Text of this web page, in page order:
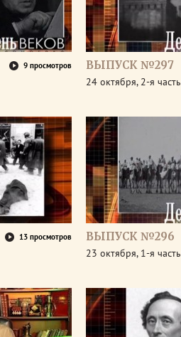
9 просмотров ВЫПУСК №297
24 октября, 2-я часть
13 просмотров ВЫПУСК №296
23 октября, 1-я часть